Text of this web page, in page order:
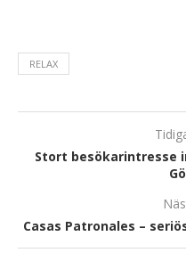
RELAX
Stort besökarintresse
Casas Patronales –